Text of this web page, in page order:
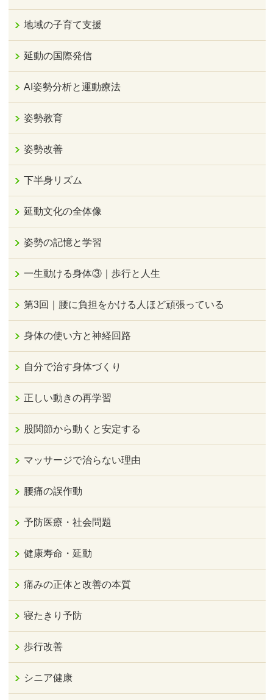
地域の子育て支援
延動の国際発信
AI姿勢分析と運動療法
姿勢教育
姿勢改善
下半身リズム
延動文化の全体像
姿勢の記憶と学習
一生動ける身体③｜歩行と人生
第3回｜腰に負担をかける人ほど頑張っている
身体の使い方と神経回路
自分で治す身体づくり
正しい動きの再学習
股関節から動くと安定する
マッサージで治らない理由
腰痛の誤作動
予防医療・社会問題
健康寿命・延動
痛みの正体と改善の本質
寝たきり予防
歩行改善
シニア健康